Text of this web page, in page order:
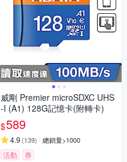
威剛 Premier microSDXC UHS
-I (A1) 128G記憶卡(附轉卡)
$589
4.9 (139) 總銷量>1000
活動 券